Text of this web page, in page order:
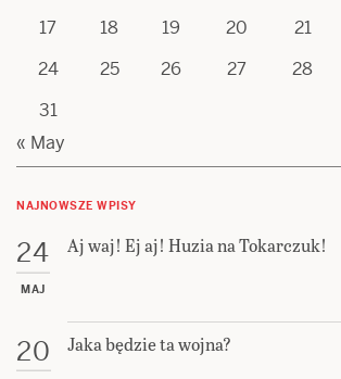
17
18 19 20 21
24
25 26 27 28
31
« May
NAJNOWSZE WPISY
24
MAJ
Aj waj! Ej aj! Huzia na Tokarczuk!
20 Jaka będzie ta wojna?